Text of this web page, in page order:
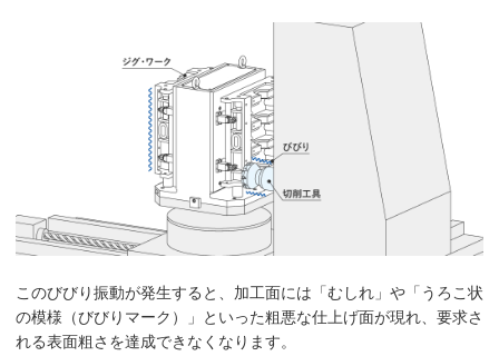
このびびり振動が発生すると、加工面には「むしれ」や「うろこ状
の模様（びびりマーク）」といった粗悪な仕上げ面が現れ、要求さ
れる表面粗さを達成できなくなります。